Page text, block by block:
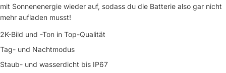
mit Sonnenenergie wieder auf, sodass du die Batterie also gar nicht
mehr aufladen musst!
2K-Bild und -Ton in Top-Qualität
Tag- und Nachtmodus
Staub- und wasserdicht bis IP67
Teilen
Dein
Name
Deine
Mail
Telefon